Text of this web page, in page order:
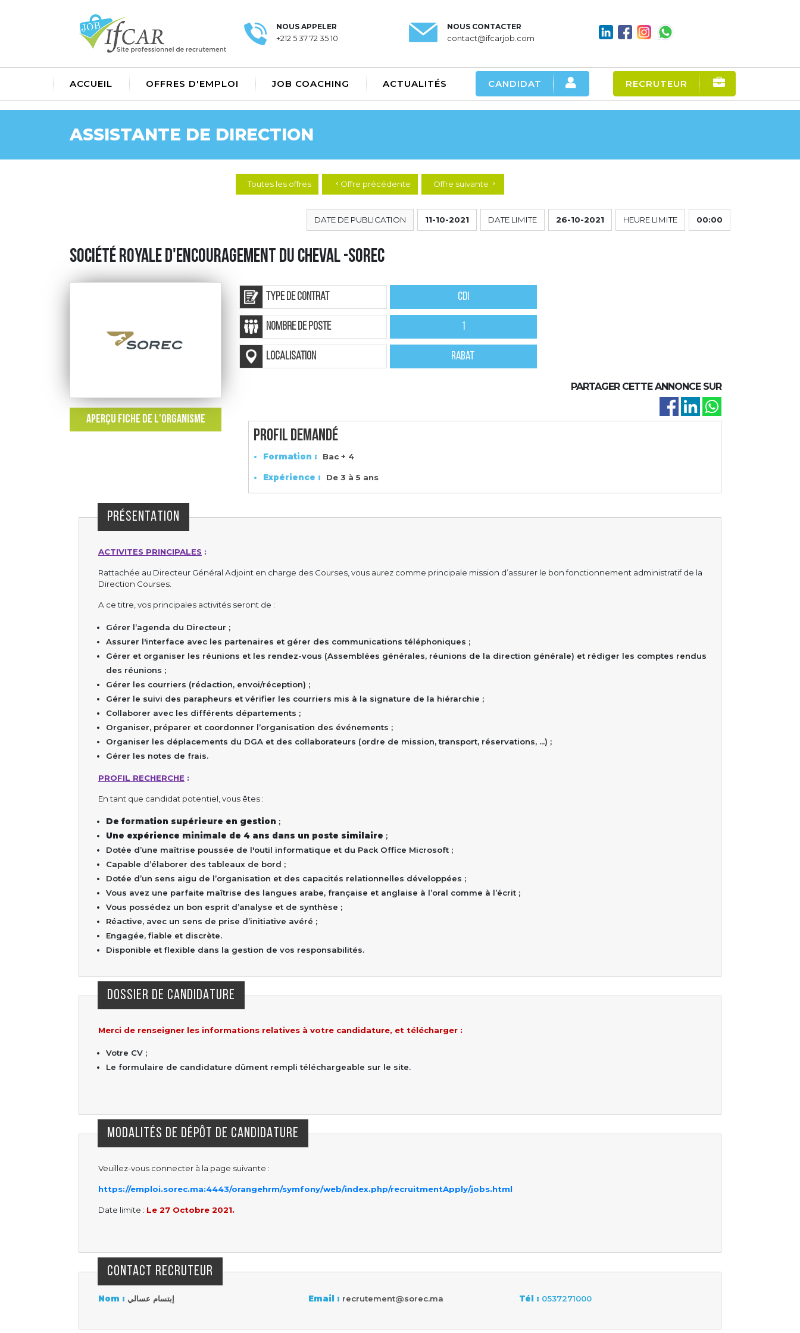
NOUS APPELER
+212 5 37 72 35 10
NOUS CONTACTER
contact@ifcarjob.com
ACCUEIL OFFRES D'EMPLOI JOB COACHING ACTUALITÉS CANDIDAT RECRUTEUR
ASSISTANTE DE DIRECTION
Offre suivante chevron_right
chevron_left Offre précédente
Toutes les offres
00:00
HEURE LIMITE
26-10-2021
DATE LIMITE
11-10-2021
DATE DE PUBLICATION
Société Royale d'Encouragement du Cheval -SOREC
APERÇU FICHE DE L'ORGANISME
Type de contrat CDI
nombre de poste 1
localisation Rabat
PARTAGER CETTE ANNONCE SUR
Profil demandé
Formation : Bac + 4
Expérience : De 3 à 5 ans
PRÉSENTATION
ACTIVITES PRINCIPALES :
Rattachée au Directeur Général Adjoint en charge des Courses, vous aurez comme principale mission d’assurer le bon fonctionnement administratif de la
Direction Courses.
A ce titre, vos principales activités seront de :
Gérer l’agenda du Directeur ;
Assurer l'interface avec les partenaires et gérer des communications téléphoniques ;
Gérer et organiser les réunions et les rendez-vous (Assemblées générales, réunions de la direction générale) et rédiger les comptes rendus
des réunions ;
Gérer les courriers (rédaction, envoi/réception) ;
Gérer le suivi des parapheurs et vérifier les courriers mis à la signature de la hiérarchie ;
Collaborer avec les différents départements ;
Organiser, préparer et coordonner l’organisation des événements ;
Organiser les déplacements du DGA et des collaborateurs (ordre de mission, transport, réservations, …) ;
Gérer les notes de frais.
PROFIL RECHERCHE :
En tant que candidat potentiel, vous êtes :
De formation supérieure en gestion ;
Une expérience minimale de 4 ans dans un poste similaire ;
Dotée d’une maîtrise poussée de l'outil informatique et du Pack Office Microsoft ;
Capable d’élaborer des tableaux de bord ;
Dotée d’un sens aigu de l’organisation et des capacités relationnelles développées ;
Vous avez une parfaite maîtrise des langues arabe, française et anglaise à l’oral comme à l’écrit ;
Vous possédez un bon esprit d’analyse et de synthèse ;
Réactive, avec un sens de prise d’initiative avéré ;
Engagée, fiable et discrète.
Disponible et flexible dans la gestion de vos responsabilités.
DOSSIER DE CANDIDATURE
Merci de renseigner les informations relatives à votre candidature, et télécharger :
Votre CV ;
Le formulaire de candidature dûment rempli téléchargeable sur le site.
MODALITÉS DE DÉPÔT DE CANDIDATURE
Veuillez-vous connecter à la page suivante :
https://emploi.sorec.ma:4443/orangehrm/symfony/web/index.php/recruitmentApply/jobs.html
Date limite : Le 27 Octobre 2021.
CONTACT RECRUTEUR
Nom : إبتسام عسالي Email : recrutement@sorec.ma Tél : 0537271000